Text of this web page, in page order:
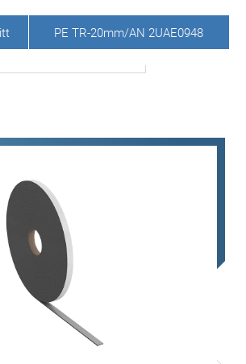
PE TR-20mm/AN 2UAE0948